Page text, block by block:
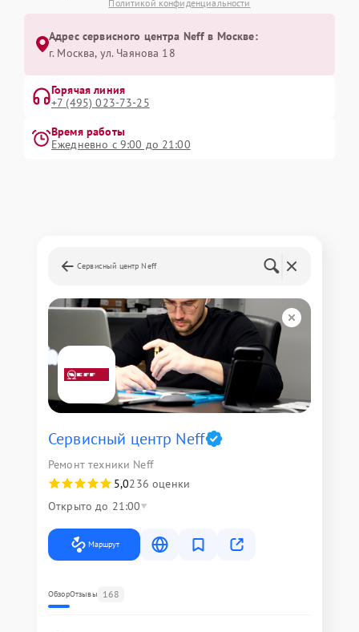
Политикой конфиденциальности
Адрес сервисного центра Neff в Москве:
г. Москва, ул. Чаянова 18
Горячая линия
+7 (495) 023-73-25
Время работы
Ежедневно с 9:00 до 21:00
Сервисный центр Neff
Сервисный центр Neff
Ремонт техники Neff
5,0236 оценки
Открыто до 21:00
Маршрут
ОбзорОтзывы 168